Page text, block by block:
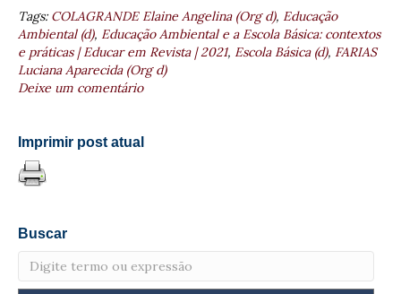
Tags:COLAGRANDE Elaine Angelina (Org d), Educação
Ambiental (d), Educação Ambiental e a Escola Básica: contextos
e práticas | Educar em Revista | 2021, Escola Básica (d), FARIAS
Luciana Aparecida (Org d)
Deixe um comentário
Imprimir post atual
Buscar